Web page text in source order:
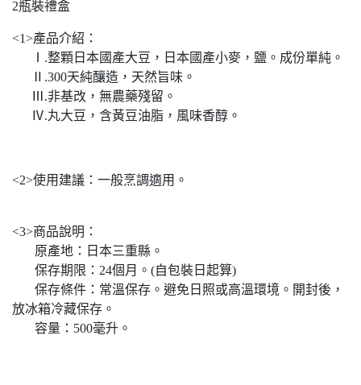
2瓶裝禮盒
<1>產品介紹：
Ⅰ.整顆日本國產大豆，日本國產小麥，鹽。成份單純。
Ⅱ.300天純釀造，天然旨味。
Ⅲ.非基改，無農藥殘留。
Ⅳ.丸大豆，含黃豆油脂，風味香醇。
<2>使用建議：一般烹調適用。
<3>商品說明：
原產地：日本三重縣。
保存期限：24個月。(自包裝日起算)
保存條件：常溫保存。避免日照或高溫環境。開封後，
放冰箱冷藏保存。
容量：500毫升。